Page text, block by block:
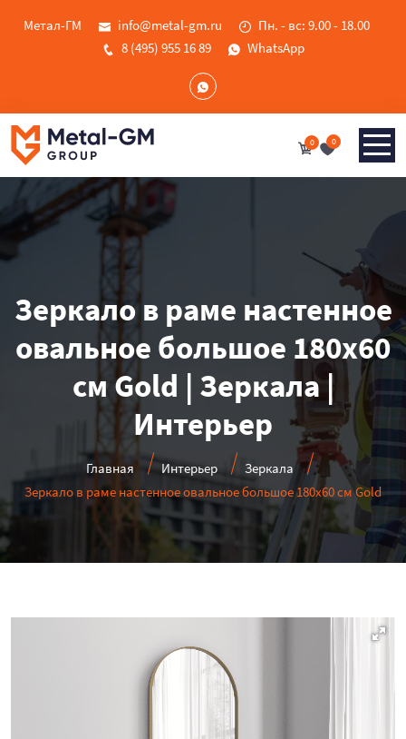
Метал-ГМ info@metal-gm.ru
Пн. - вс: 9.00 - 18.00
8 (495) 955 16 89
WhatsApp
0 0
Зеркало в раме настенное
овальное большое 180х60
см Gold | Зеркала |
Интерьер
Главная Интерьер
Зеркала
Зеркало в раме настенное овальное большое 180х60 см Gold